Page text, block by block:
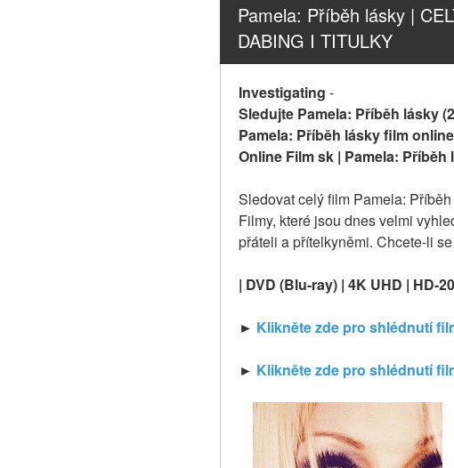
Pamela: Příběh lásky |
DABING I TITULKY
Investigating -
Sledujte Pamela: Příběh lásky
Pamela: Příběh lásky film
Online Film sk | Pamela:
Sledovat celý film Pamela:
Filmy, které jsou dnes velmi
přáteli a přítelkyněmi. Chcete-li
| DVD (Blu-ray) | 4K UHD | HD-
► Klikněte zde pro shlédnutí
► Klikněte zde pro shlédnutí